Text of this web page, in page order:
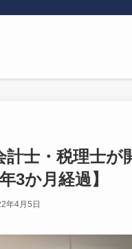
計士・税理士
3か月経過】
年4月5日